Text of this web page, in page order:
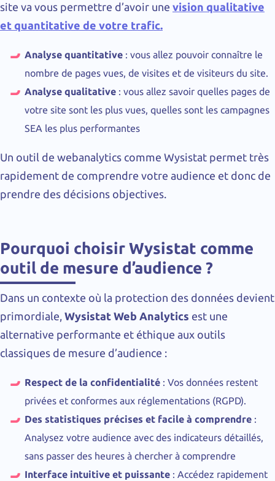
site va vous permettre d’avoir une vision qualitative
et quantitative de votre trafic.
Analyse quantitative : vous allez pouvoir connaître le
nombre de pages vues, de visites et de visiteurs du site.
Analyse qualitative : vous allez savoir quelles pages de
votre site sont les plus vues, quelles sont les campagnes
SEA les plus performantes
Un outil de webanalytics comme Wysistat permet très
rapidement de comprendre votre audience et donc de
prendre des décisions objectives.
Pourquoi choisir Wysistat comme
outil de mesure d’audience ?
Dans un contexte où la protection des données devient
primordiale, Wysistat Web Analytics est une
alternative performante et éthique aux outils
classiques de mesure d’audience :
Respect de la confidentialité : Vos données restent
privées et conformes aux réglementations (RGPD).
Des statistiques précises et facile à comprendre :
Analysez votre audience avec des indicateurs détaillés,
sans passer des heures à chercher à comprendre
Interface intuitive et puissante : Accédez rapidement